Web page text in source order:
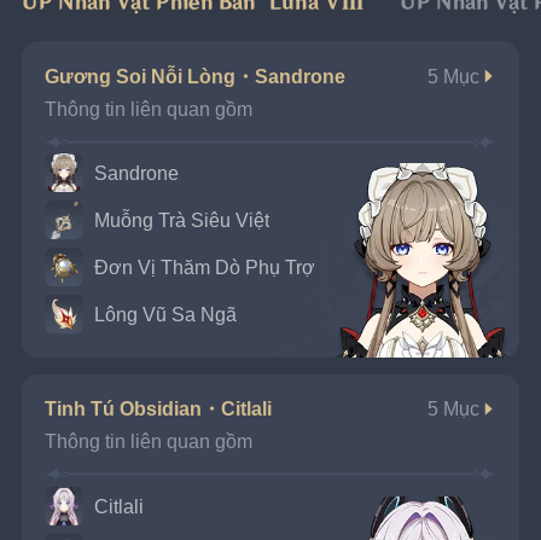
Gương Soi Nỗi Lòng・Sandrone
5 Mục
Thông tin liên quan gồm
Sandrone
Muỗng Trà Siêu Việt
Đơn Vị Thăm Dò Phụ Trợ
Lông Vũ Sa Ngã
Tinh Tú Obsidian・Citlali
5 Mục
Thông tin liên quan gồm
Citlali